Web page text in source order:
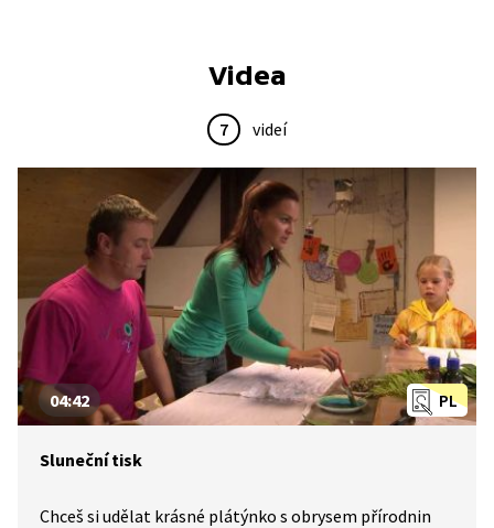
Videa
7 videí
PL
04:42
Sluneční tisk
Chceš si udělat krásné plátýnko s obrysem přírodnin